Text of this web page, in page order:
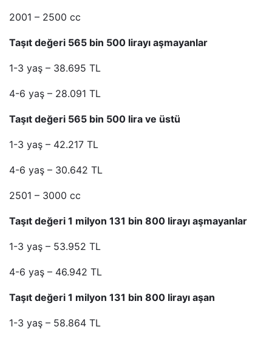
2001 – 2500 cc
Taşıt değeri 565 bin 500 lirayı aşmayanlar
1-3 yaş – 38.695 TL
4-6 yaş – 28.091 TL
Taşıt değeri 565 bin 500 lira ve üstü
1-3 yaş – 42.217 TL
4-6 yaş – 30.642 TL
2501 – 3000 cc
Taşıt değeri 1 milyon 131 bin 800 lirayı aşmayanlar
1-3 yaş – 53.952 TL
4-6 yaş – 46.942 TL
Taşıt değeri 1 milyon 131 bin 800 lirayı aşan
1-3 yaş – 58.864 TL